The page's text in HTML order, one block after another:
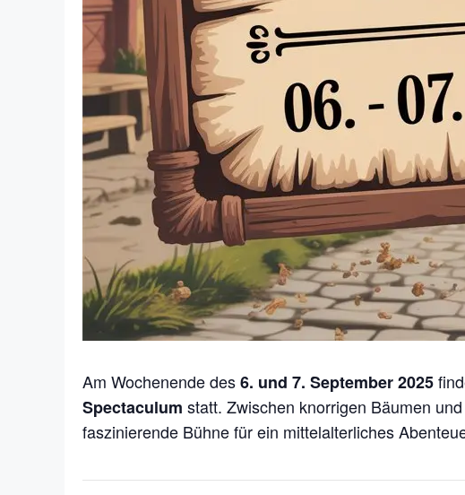
Am Wochenende des6. und 7. September 2025
Spectaculum statt. Zwischen knorrigen Bäumen
faszinierende Bühne für ein mittelalterliches